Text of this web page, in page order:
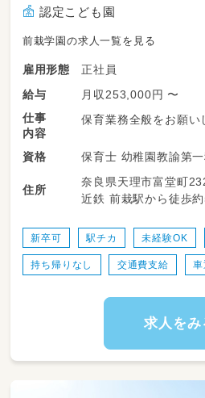
認定こども園
前栽学園の求人一覧を見る
雇用形態
正社員
給与
月収253,000円 〜
仕事
内容
保育業務全般をお願い
資格
住所
奈良県天理市富堂町232-1 近鉄天理線
近鉄 前栽駅から徒歩
新卒可 駅チカ 未経験OK
持ち帰りなし 交通費支給
求人をみ